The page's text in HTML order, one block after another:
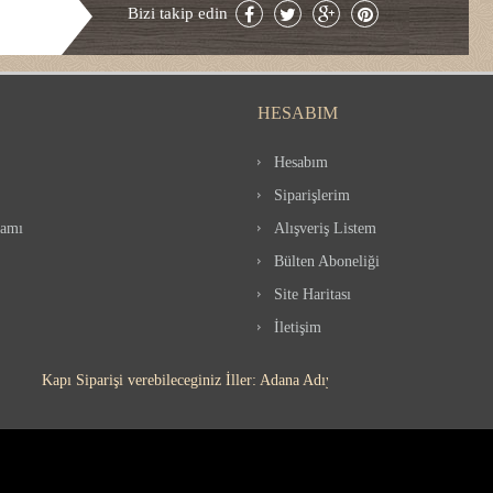
Bizi takip edin
HESABIM
Hesabım
Siparişlerim
Alışveriş Listem
Bülten Aboneliği
Site Haritası
İletişim
Kapı Siparişi verebileceginiz İller: Adana Adıyaman Afyon Ağrı